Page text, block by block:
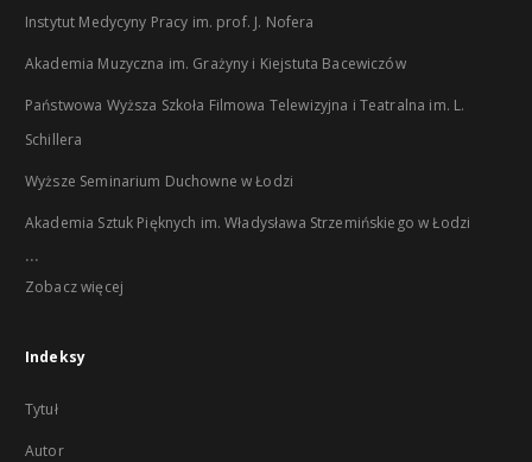
Instytut Medycyny Pracy im. prof. J. Nofera
Akademia Muzyczna im. Grażyny i Kiejstuta Bacewiczów
Państwowa Wyższa Szkoła Filmowa Telewizyjna i Teatralna im. L.
Schillera
Wyższe Seminarium Duchowne w Łodzi
Akademia Sztuk Pięknych im. Władysława Strzemińskiego w Łodzi
...
Zobacz więcej
Indeksy
Tytuł
Autor